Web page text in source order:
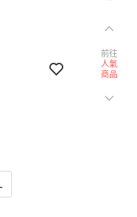
前往
人氣
商品